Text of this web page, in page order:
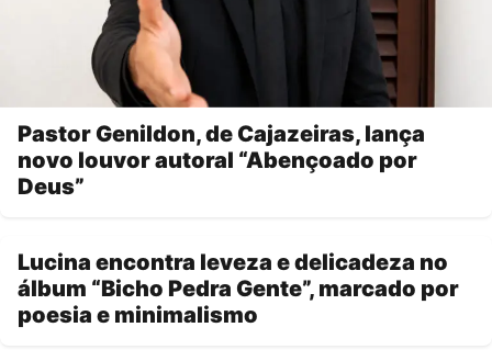
Pastor Genildon, de Cajazeiras, lança
novo louvor autoral “Abençoado por
Deus”
Lucina encontra leveza e delicadeza no
álbum “Bicho Pedra Gente”, marcado por
poesia e minimalismo